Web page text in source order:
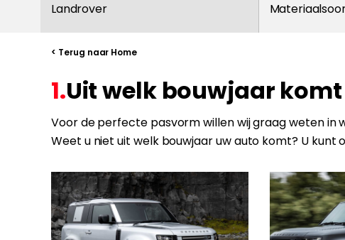
Landrover
< Terug naar Home
1.Uit welk bouwjaar
Voor de perfecte pasvorm willen wij graag weten in
Weet u niet uit welk bouwjaar uw auto komt? U kunt